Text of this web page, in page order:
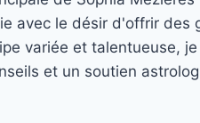
avec le désir d'offrir des
variée et talentueuse,
et un soutien